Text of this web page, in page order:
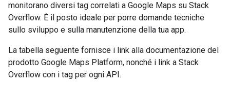
monitorano diversi tag correlati a Google Maps su Stack
Overflow. È il posto ideale per porre domande tecniche
sullo sviluppo e sulla manutenzione della tua app.
La tabella seguente fornisce i link alla documentazione del
prodotto Google Maps Platform, nonché i link a Stack
Overflow con i tag per ogni API.